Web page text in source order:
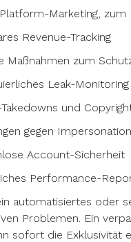
Marketing, zum
Revenue-Tracking
Maßnahmen zum
Leak-Monitoring
Takedowns und
gegen
Account-Sicherheit
Performance-
automatisiertes oder
Problemen. Ein
sofort die Exklusivität